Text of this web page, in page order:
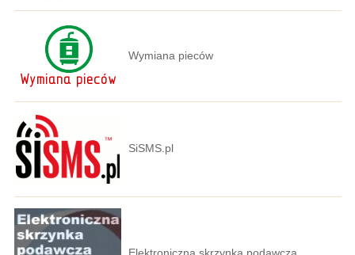
Wymiana pieców
SiSMS.pl
Elektroniczna skrzynka podawcza